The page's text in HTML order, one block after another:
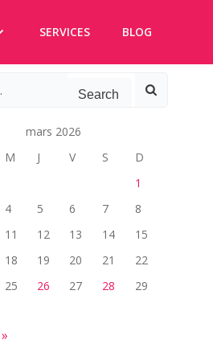
SERVICES BLOG
mars 2026
M J V S
D
1
4 5 6 7
8
11 12 13 14
15
18 19 20 21
22
25 26 27 28
29